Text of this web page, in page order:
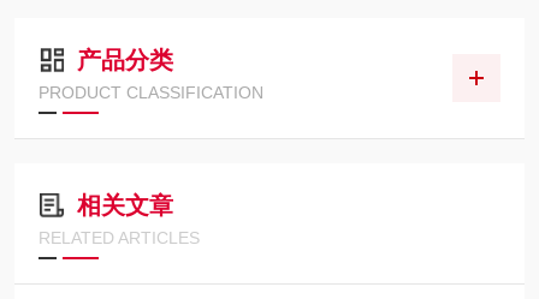
产品分类
PRODUCT CLASSIFICATION
相关文章
RELATED ARTICLES